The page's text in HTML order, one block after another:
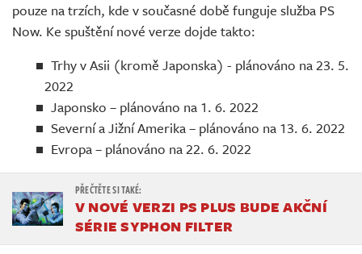
pouze na trzích, kde v současné době funguje služba PS
Now. Ke spuštění nové verze dojde takto:
Trhy v Asii (kromě Japonska) - plánováno na 23. 5.
2022
Japonsko – plánováno na 1. 6. 2022
Severní a Jižní Amerika – plánováno na 13. 6. 2022
Evropa – plánováno na 22. 6. 2022
V NOVÉ VERZI PS PLUS BUDE AKČNÍ
SÉRIE SYPHON FILTER